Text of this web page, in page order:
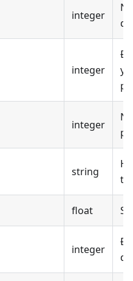
integer
integer
integer
string
float
integer